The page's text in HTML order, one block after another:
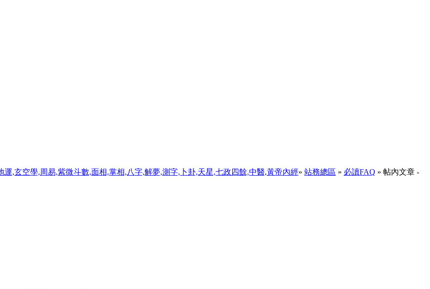
,玄空學,周易,紫微斗數,面相,掌相,八字,解夢,測字,卜卦,天星,七政四餘,中醫,黃帝內經» 站務總區 » 必讀FAQ » 帖內文章 -